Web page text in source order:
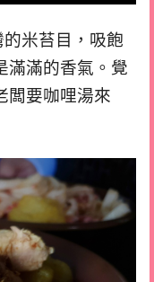
米苔目，吸飽
滿滿的香氣。覺
闆要咖哩湯來